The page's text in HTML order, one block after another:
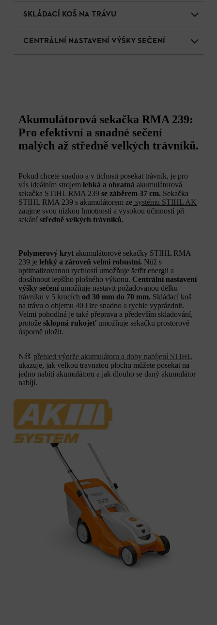
SKLÁDACÍ KOŠ NA TRÁVU
CENTRÁLNÍ NASTAVENÍ VÝŠKY SEČENÍ
Akumulátorová sekačka RMA 239:
Pro efektivní a snadné sečení
malých až středně velkých trávníků.
Pokud chcete snadno a v tichosti posekat trávník, je pro
vás ideálním strojem lehká a obratná akumulátorová
sekačka STIHL RMA 239 se záběrem 37 cm. Sekačka
STIHL RMA 239 s akumulátorem ze systému STIHL AK
zaujme svou nízkou hmotností a vysokou účinností při
sekání středně velkých trávníků.
Polymerový kryt akumulátorové sekačky STIHL RMA
239 je lehký a zároveň velmi robustní. Nůž s
optimalizovanou rychlostí umožňuje šetřit energii a
dosáhnout lepšího plošného výkonu. Centrální nastavení
výšky sečení umožňuje nastavit požadovanou délku
trávníku v 5 krocích od 30 mm do 70 mm. Skládací koš
na trávu o objemu 40 l lze snadno a rychle vyprázdnit.
Velmi pohodlná je také přeprava a především skladování,
protože sklopná rukojeť umožňuje sekačku prostorově
úsporně uložit.
Náš přehled výdrže akumulátoru a doby nabíjení STIHL
ukazuje, jak velkou travnatou plochu můžete posekat na
jedno nabití akumulátoru a jak dlouho se daný akumulátor
nabíjí.